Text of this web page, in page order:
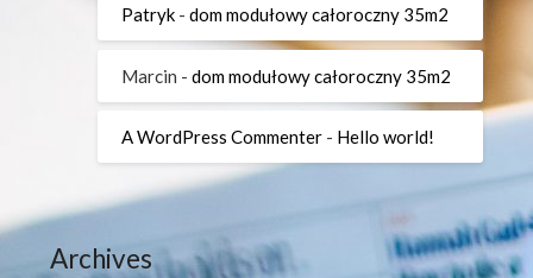
Patryk -dom modułowy całoroczny 35m2
Marcin -dom modułowy całoroczny 35m2
A WordPress Commenter - Hello world!
Archives